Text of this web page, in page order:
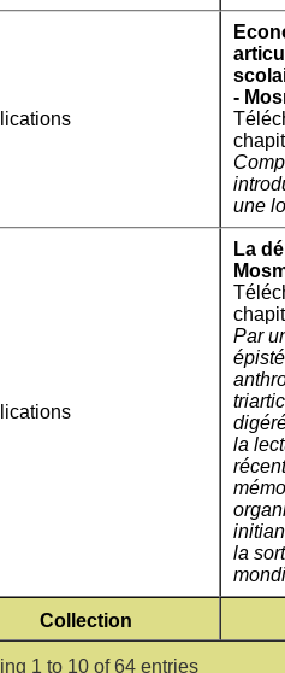
-
une
La
Par
la
la
Collection
1 to 10 of 64 entries